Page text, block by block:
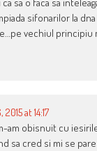
sifonarilor la
vechiul principiu
at 14:17
am obisnuit cu
sa cred si mi se